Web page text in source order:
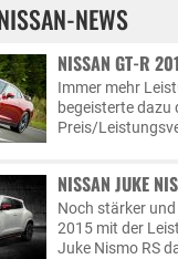
NEWS
NISSAN GT-R
Immer mehr
begeisterte
Preis/
NISSAN JUKE
Noch stärker
2015 mit der
Juke Nismo RS